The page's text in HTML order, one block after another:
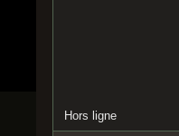
Hors ligne